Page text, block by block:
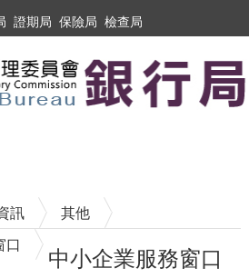
證期局 保險局 檢查局
訊 其他
口
中小企業服務窗口